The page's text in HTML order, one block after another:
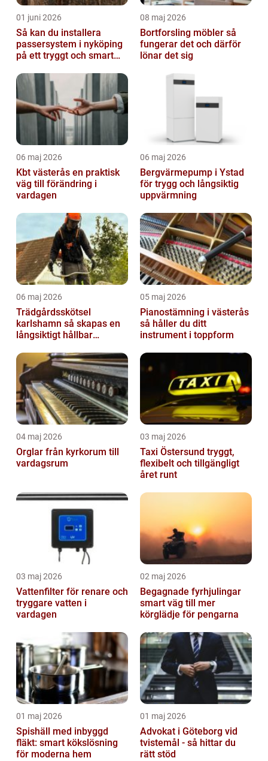
01 juni 2026
Så kan du installera
passersystem i nyköping
på ett tryggt och smart
08 maj 2026
Bortforsling möbler så
fungerar det och därför
lönar det sig
06 maj 2026
Kbt västerås en praktisk
väg till förändring i
vardagen
06 maj 2026
Bergvärmepump i Ystad
för trygg och långsiktig
uppvärmning
06 maj 2026
Trädgårdsskötsel
karlshamn så skapas en
långsiktigt hållbar
05 maj 2026
Pianostämning i västerås
så håller du ditt
instrument i toppform
04 maj 2026
Orglar från kyrkorum till
vardagsrum
03 maj 2026
Taxi Östersund tryggt,
flexibelt och tillgängligt
året runt
03 maj 2026
Vattenfilter för renare och
tryggare vatten i
vardagen
02 maj 2026
Begagnade fyrhjulingar
smart väg till mer
körglädje för pengarna
01 maj 2026
Spishäll med inbyggd
fläkt: smart kökslösning
för moderna hem
01 maj 2026
Advokat i Göteborg vid
tvistemål - så hittar du
rätt stöd